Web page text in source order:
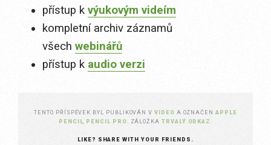
přístup k výukovým videím
kompletní archiv záznamů
všech webinářů
přístup k audio verzi
TENTO PŘÍSPĚVEK BYL PUBLIKOVÁN VVIDEO A OZNAČENAPPLE
PENCIL, PENCIL PRO. ZÁLOŽKA TRVALÝ ODKAZ .
LIKE? SHARE WITH YOUR FRIENDS.